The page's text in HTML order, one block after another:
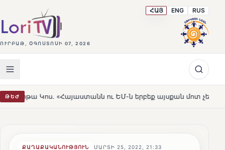
ՈՒՐԲԱԹ, ՕԳՈՍՏՈՍԻ 07, 2026
ՀԱՅ ENG RUS
ԹԵԺ ու ԵՄ-ն երբեք այսքան մոտ չեն եղել» HOT
ՔԱՂԱՔԱԿԱՆՈՒԹՅՈՒՆ ՄԱՐՏԻ 25, 2022, 21:33